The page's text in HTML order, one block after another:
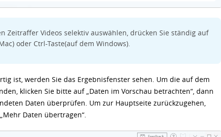
Zeitraffer Videos selektiv auswählen, drücken Sie ständig auf
oder Ctrl-Taste(auf dem Windows).
ist, werden Sie das Ergebnisfenster sehen. Um die auf dem
klicken Sie bitte auf „Daten im Vorschau betrachten“, dann
Daten überprüfen. Um zur Hauptseite zurückzugehen,
Daten übertragen“.